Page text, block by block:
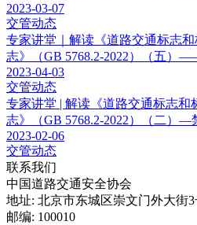
2023-03-07
交管动态
专家讲堂｜解读《道路交通标志
志》（GB 5768.2-2022）（五）
2023-04-03
交管动态
专家讲堂 | 解读《道路交通标志和
志》（GB 5768.2-2022）（二）—
2023-02-06
交管动态
联系我们
中国道路交通安全协会
地址: 北京市东城区崇文门外大街
邮编: 100010